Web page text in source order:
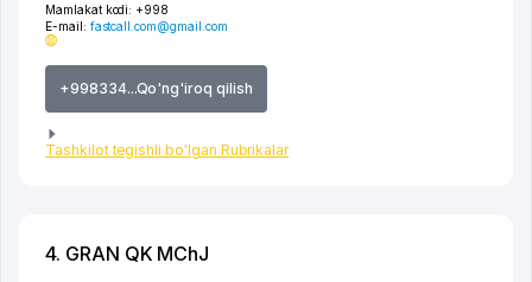
Mamlakat kodi: +998
E-mail: fastcall.com@gmail.com
+998334...Qo'ng'iroq qilish
Tashkilot tegishli bo'lgan Rubrikalar
4. GRAN QK MChJ